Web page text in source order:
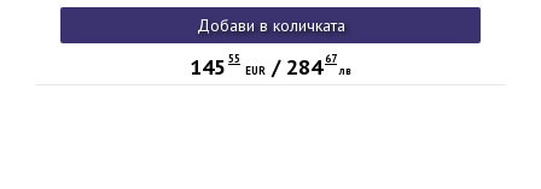
Добави в количката
145 55
EUR / 28467
лв